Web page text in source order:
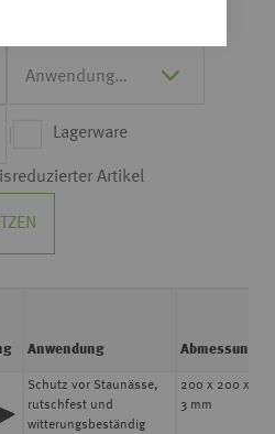
Lagerware
Artikel
Schutz vor Staunässe,
rutschfest und
witterungsbeständig
200 x 200 x
3 mm
Anwendung Abmessung